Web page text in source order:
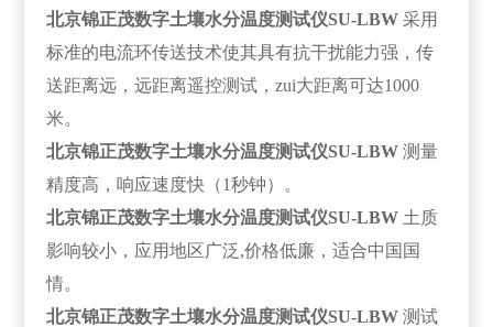
北京锦正茂数字土壤水分温度测试仪SU-LBW采用
标准的电流环传送技术使其具有抗干扰能力强，传
送距离远，远距离遥控测试，zui大距离可达1000
米。
北京锦正茂数字土壤水分温度测试仪SU-LBW测量
精度高，响应速度快（1秒钟）。
北京锦正茂数字土壤水分温度测试仪SU-LBW 土质
影响较小，应用地区广泛,价格低廉，适合中国国
情。
北京锦正茂数字土壤水分温度测试仪SU-LBW测试